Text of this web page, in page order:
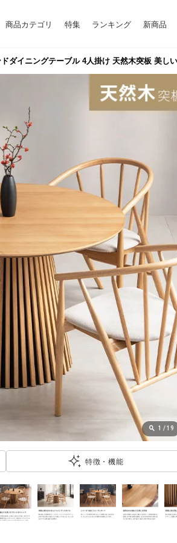
商品カテゴリ 特集 ランキング 新商品
ダイニングテーブル 4人掛け 天然木突板 美し
1 /19
特徴・機能